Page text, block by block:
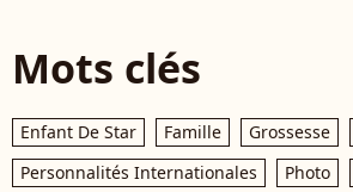
Mots clés
Enfant De Star Famille Grossesse
Personnalités Internationales
Photo